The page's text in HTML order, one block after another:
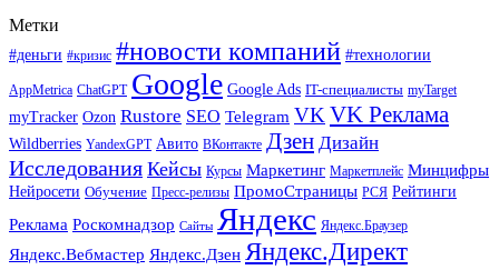
Метки
#деньги #кризис #новости компаний #технологии
AppMetrica ChatGPT Google Google Ads IT-специалисты myTarget
myTracker Ozon Rustore SEO Telegram VK VK Реклама
Wildberries YandexGPT Авито ВКонтакте Дзен Дизайн
Исследования Кейсы Курсы Маркетинг Маркетплейс Минцифры
Нейросети Обучение Пресс-релизы ПромоСтраницы РСЯ Рейтинги
Реклама Роскомнадзор Сайты Яндекс Яндекс.Браузер
Яндекс.Вебмастер Яндекс.Дзен Яндекс.Директ